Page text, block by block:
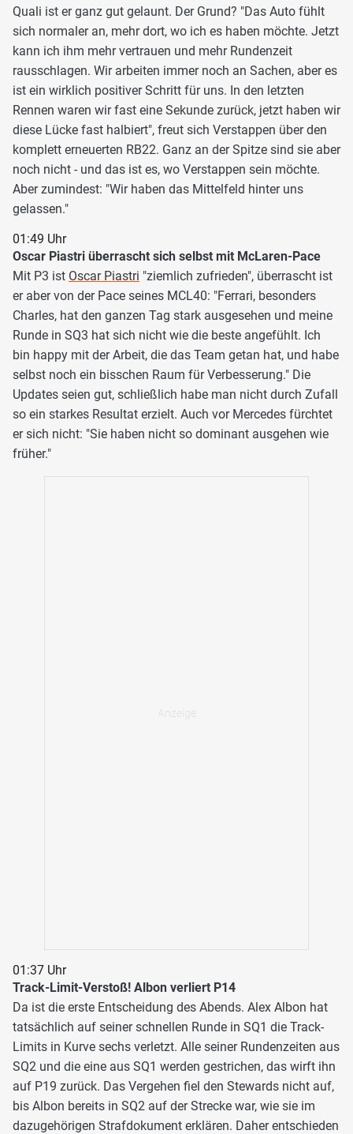
Quali ist er ganz gut gelaunt. Der Grund? "Das Auto fühlt
sich normaler an, mehr dort, wo ich es haben möchte. Jetzt
kann ich ihm mehr vertrauen und mehr Rundenzeit
rausschlagen. Wir arbeiten immer noch an Sachen, aber es
ist ein wirklich positiver Schritt für uns. In den letzten
Rennen waren wir fast eine Sekunde zurück, jetzt haben wir
diese Lücke fast halbiert", freut sich Verstappen über den
komplett erneuerten RB22. Ganz an der Spitze sind sie aber
noch nicht - und das ist es, wo Verstappen sein möchte.
Aber zumindest: "Wir haben das Mittelfeld hinter uns
gelassen."
01:49 Uhr
Oscar Piastri überrascht sich selbst mit McLaren-Pace
Mit P3 ist Oscar Piastri "ziemlich zufrieden", überrascht ist
er aber von der Pace seines MCL40: "Ferrari, besonders
Charles, hat den ganzen Tag stark ausgesehen und meine
Runde in SQ3 hat sich nicht wie die beste angefühlt. Ich
bin happy mit der Arbeit, die das Team getan hat, und habe
selbst noch ein bisschen Raum für Verbesserung." Die
Updates seien gut, schließlich habe man nicht durch Zufall
so ein starkes Resultat erzielt. Auch vor Mercedes fürchtet
er sich nicht: "Sie haben nicht so dominant ausgehen wie
früher."
01:37 Uhr
Track-Limit-Verstoß! Albon verliert P14
Da ist die erste Entscheidung des Abends. Alex Albon hat
tatsächlich auf seiner schnellen Runde in SQ1 die Track-
Limits in Kurve sechs verletzt. Alle seiner Rundenzeiten aus
SQ2 und die eine aus SQ1 werden gestrichen, das wirft ihn
auf P19 zurück. Das Vergehen fiel den Stewards nicht auf,
bis Albon bereits in SQ2 auf der Strecke war, wie sie im
dazugehörigen Strafdokument erklären. Daher entschieden